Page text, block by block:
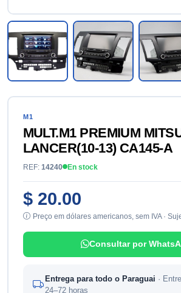
M1
MULT.M1 PREMIUM
LANCER(10-13) CA145-A
REF: 14240 En stock
$ 20.00
Preço em dólares americanos, sem IVA ·
Consultar por
Entrega para todo o Paraguai ·
24–72 horas